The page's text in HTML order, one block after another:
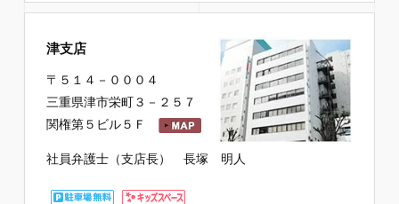
津支店
〒５１４－０００４
三重県津市栄町３－２５７
関権第５ビル５Ｆ
社員弁護士（支店長） 長塚 明人